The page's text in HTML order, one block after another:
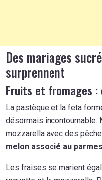
Des mariages
surprennent
Fruits et fromages :
La pastèque et la feta
désormais
mozzarella avec des
melon associé au
Les fraises se marient